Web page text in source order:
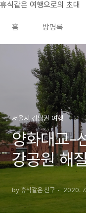
본문 바로가기
휴식같은 여행으로의 초대
홈 방명록
서울시 강남권 여행
양화대교-
강공원 해
by 휴식같은 친구 2020.